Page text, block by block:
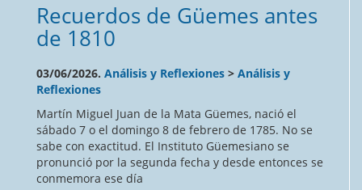
Recuerdos de Güemes antes
de 1810
03/06/2026. Análisis y Reflexiones > Análisis y
Reflexiones
Martín Miguel Juan de la Mata Güemes, nació el
sábado 7 o el domingo 8 de febrero de 1785. No se
sabe con exactitud. El Instituto Güemesiano se
pronunció por la segunda fecha y desde entonces se
conmemora ese día